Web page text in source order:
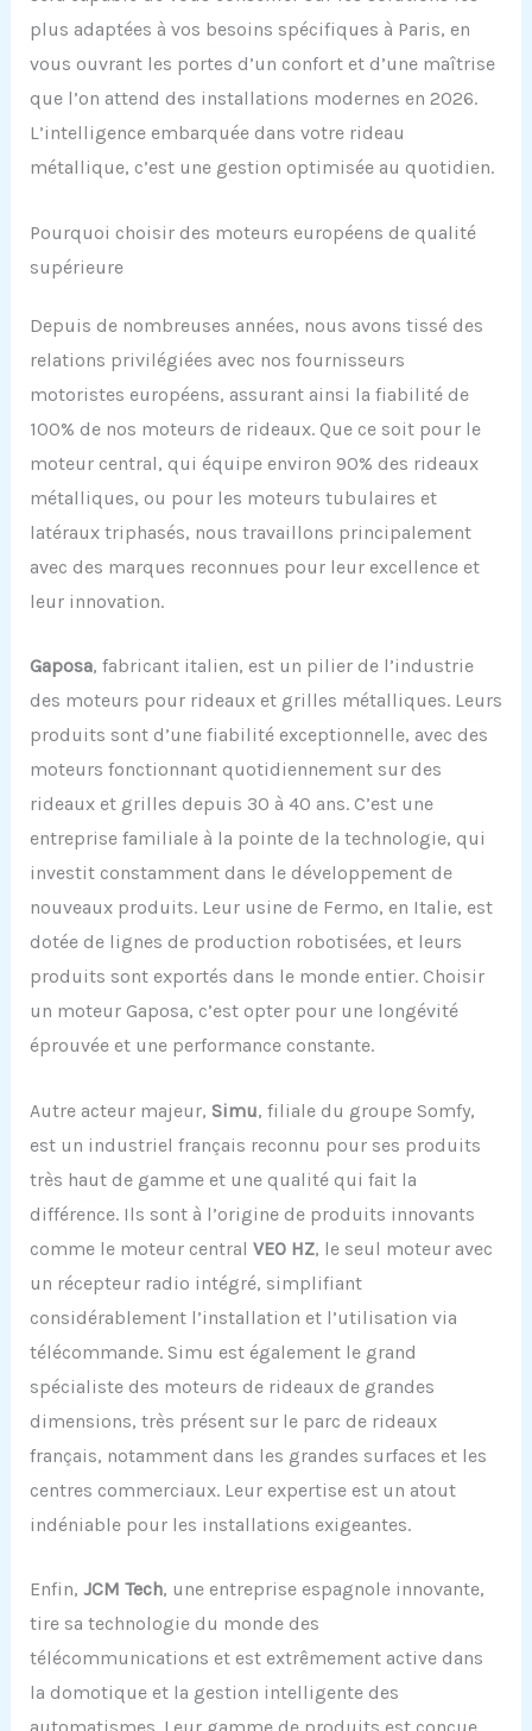
plus adaptées à vos besoins spécifiques à Paris, en
vous ouvrant les portes d’un confort et d’une maîtrise
que l’on attend des installations modernes en 2026.
L’intelligence embarquée dans votre rideau
métallique, c’est une gestion optimisée au quotidien.
Pourquoi choisir des moteurs européens de qualité
supérieure
Depuis de nombreuses années, nous avons tissé des
relations privilégiées avec nos fournisseurs
motoristes européens, assurant ainsi la fiabilité de
100% de nos moteurs de rideaux. Que ce soit pour le
moteur central, qui équipe environ 90% des rideaux
métalliques, ou pour les moteurs tubulaires et
latéraux triphasés, nous travaillons principalement
avec des marques reconnues pour leur excellence et
leur innovation.
Gaposa, fabricant italien, est un pilier de l’industrie
des moteurs pour rideaux et grilles métalliques. Leurs
produits sont d’une fiabilité exceptionnelle, avec des
moteurs fonctionnant quotidiennement sur des
rideaux et grilles depuis 30 à 40 ans. C’est une
entreprise familiale à la pointe de la technologie, qui
investit constamment dans le développement de
nouveaux produits. Leur usine de Fermo, en Italie, est
dotée de lignes de production robotisées, et leurs
produits sont exportés dans le monde entier. Choisir
un moteur Gaposa, c’est opter pour une longévité
éprouvée et une performance constante.
Autre acteur majeur, Simu, filiale du groupe Somfy,
est un industriel français reconnu pour ses produits
très haut de gamme et une qualité qui fait la
différence. Ils sont à l’origine de produits innovants
comme le moteur central VEO HZ, le seul moteur avec
un récepteur radio intégré, simplifiant
considérablement l’installation et l’utilisation via
télécommande. Simu est également le grand
spécialiste des moteurs de rideaux de grandes
dimensions, très présent sur le parc de rideaux
français, notamment dans les grandes surfaces et les
centres commerciaux. Leur expertise est un atout
indéniable pour les installations exigeantes.
Enfin, JCM Tech, une entreprise espagnole innovante,
tire sa technologie du monde des
télécommunications et est extrêmement active dans
la domotique et la gestion intelligente des